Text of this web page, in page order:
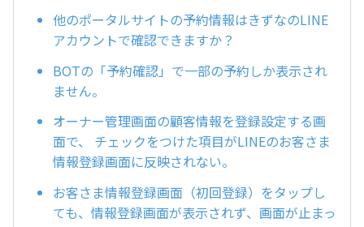
他のポータルサイトの予約情報はきずなのLINE
アカウントで確認できますか？
BOTの「予約確認」で一部の予約しか表示され
ません。
オーナー管理画面の顧客情報を登録設定する画
面で、 チェックをつけた項目がLINEのお客さま
情報登録画面に反映されない。
お客さま情報登録画面（初回登録）をタップし
ても、情報登録画面が表示されず、画面が止まっ